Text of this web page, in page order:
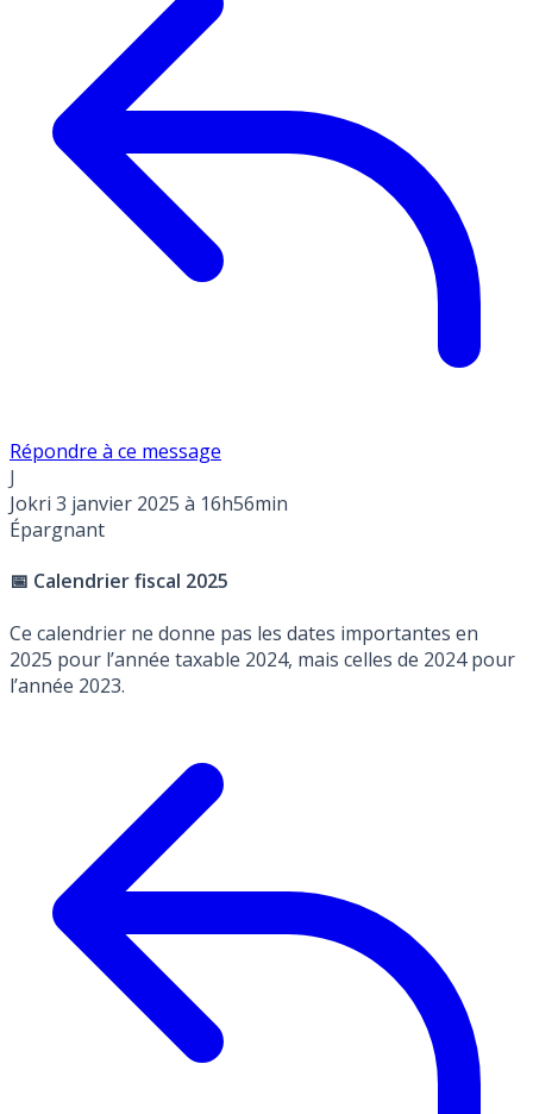
Répondre à ce message
J
Jokri 3 janvier 2025 à 16h56min
Épargnant
📅 Calendrier fiscal 2025
Ce calendrier ne donne pas les dates importantes en
2025 pour l’année taxable 2024, mais celles de 2024 pour
l’année 2023.